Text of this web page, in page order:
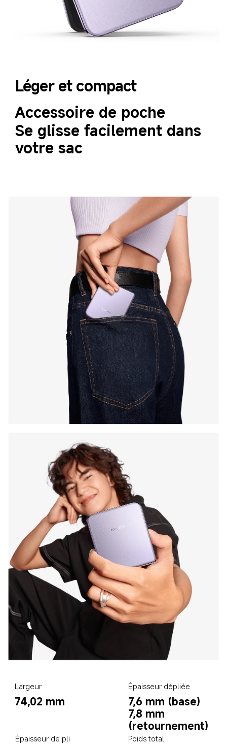
Léger et compact
Accessoire de poche
Se glisse facilement dans
votre sac
Largeur
74,02 mm
Épaisseur dépliée
7,6 mm (base)
7,8 mm
(retournement)
Épaisseur de pli Poids total